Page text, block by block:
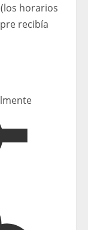
horarios
recibía